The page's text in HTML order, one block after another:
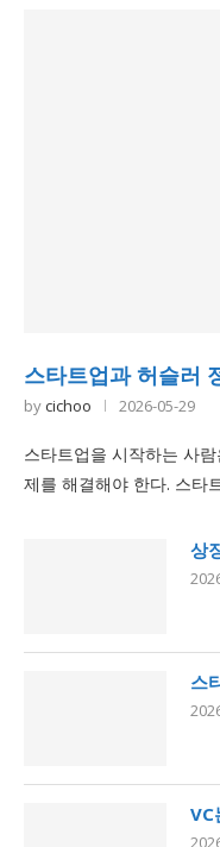
스타트업과 허슬러
bycichoo 2026-05-29
스타트업을 시작하는 사
제를 해결해야 한다. 스타
상
스
VC